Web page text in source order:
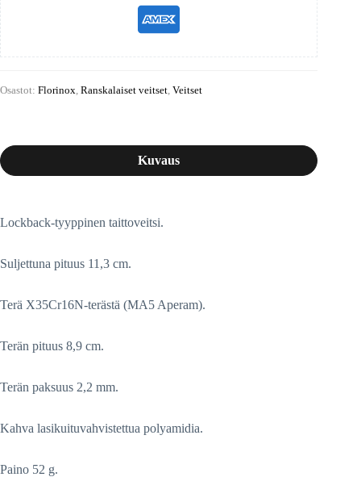
Osastot: Florinox Ranskalaiset veitset Veitset
Kuvaus
Lockback-tyyppinen taittoveitsi.
Suljettuna pituus 11,3 cm.
Terä X35Cr16N-terästä (MA5 Aperam).
Terän pituus 8,9 cm.
Terän paksuus 2,2 mm.
Kahva lasikuituvahvistettua polyamidia.
Paino 52 g.